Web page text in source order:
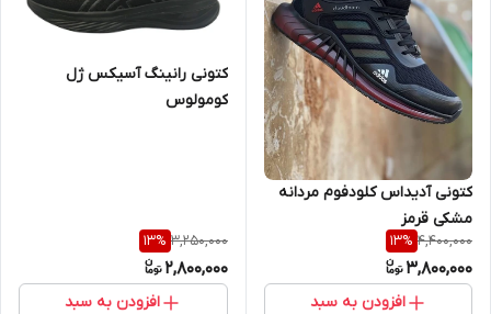
کتونی آدیداس کلودفوم مردانه
مشکی قرمز
4,400,000
13%
3,800,000
افزودن به سبد
کتونی رانینگ آسیکس ژل
کومولوس
3,250,000
13%
2,800,000
افزودن به سبد